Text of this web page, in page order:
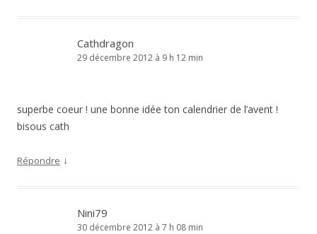
Cathdragon
29 décembre 2012 à 9 h 12 min
superbe coeur ! une bonne idée ton calendrier de l’avent !
bisous cath
Répondre ↓
Nini79
30 décembre 2012 à 7 h 08 min